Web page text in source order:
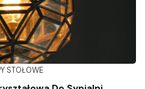
STOŁOWE